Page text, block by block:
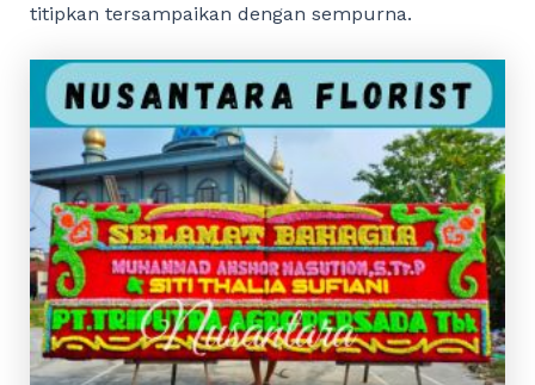
titipkan tersampaikan dengan sempurna.